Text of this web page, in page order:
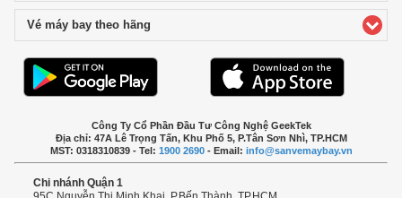
Vé máy bay theo hãng
Công Ty Cổ Phần Đầu Tư Công Nghệ GeekTek
Địa chỉ: 47A Lê Trọng Tấn, Khu Phố 5, P.Tân Sơn Nhì, TP.HCM
MST: 0318310839 - Tel: 1900 2690- Email: info@sanvemaybay.vn
Chi nhánh Quận 1